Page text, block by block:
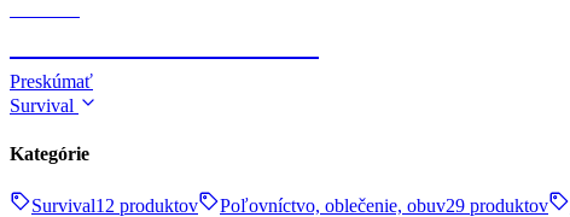
Preskúmať
Survival
Kategórie
Survival12 produktov Poľovníctvo, oblečenie, obuv29 produktov